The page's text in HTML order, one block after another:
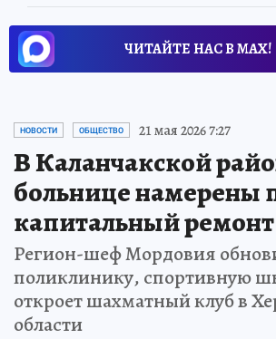
ЧИТАЙТЕ НАС В МАХ!
НОВОСТИ ОБЩЕСТВО 21 мая 2026 7:27
В Каланчакской
больнице намерены
капитальный ремонт
Регион-шеф Мордовия
поликлинику, спортивную
откроет шахматный клуб в
области